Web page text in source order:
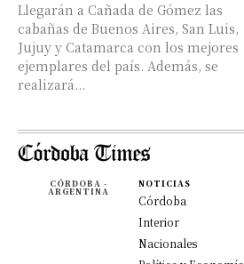
Llegarán a Cañada de Gómez las
cabañas de Buenos Aires, San Luis,
Jujuy y Catamarca con los mejores
ejemplares del país. Además, se
realizará...
CÓRDOBA -
ARGENTINA
NOTICIAS
Córdoba
Interior
Nacionales